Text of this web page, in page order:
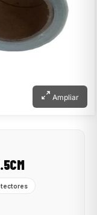
Ampliar